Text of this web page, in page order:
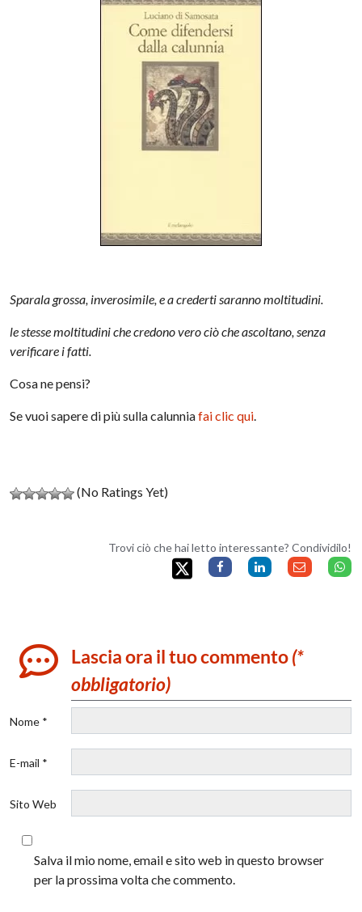
Sparala grossa, inverosimile, e a crederti saranno moltitudini.
le stesse moltitudini che credono vero ciò che ascoltano, senza
verificare i fatti.
Cosa ne pensi?
Se vuoi sapere di più sulla calunniafai clic qui.
(No Ratings Yet)
Trovi ciò che hai letto interessante? Condividilo!
Lascia ora il tuo commento(*
obbligatorio)
Nome *
E-mail *
Sito Web
Salva il mio nome, email e sito web in questo browser
per la prossima volta che commento.